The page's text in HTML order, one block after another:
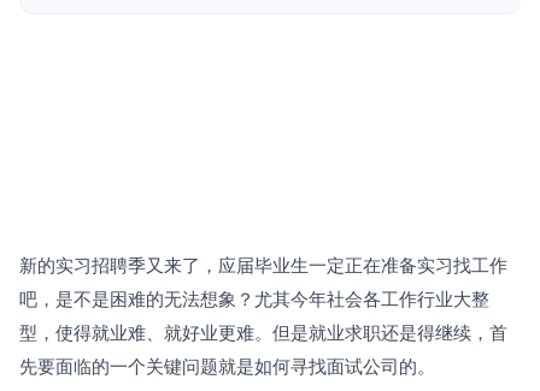
新的实习招聘季又来了，应届毕业生一定正在准备实习找工作
吧，是不是困难的无法想象？尤其今年社会各工作行业大整
型，使得就业难、就好业更难。但是就业求职还是得继续，首
先要面临的一个关键问题就是如何寻找面试公司的。